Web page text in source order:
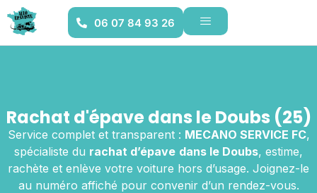
06 07 84 93 26
Rachat d'épave dans le Doubs (25)
Service complet et transparent : MECANO SERVICE FC,
spécialiste du rachat d’épave dans le Doubs, estime,
rachète et enlève votre voiture hors d’usage. Joignez-le
au numéro affiché pour convenir d’un rendez-vous.